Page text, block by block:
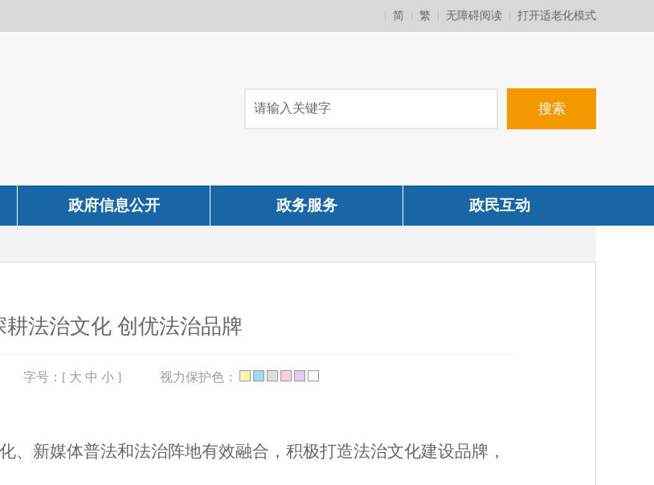
简 繁 无障碍阅读 打开适老化模式
政府信息公开 政务服务 政民互动
耕法治文化 创优法治品牌
字号：[ 大 中 小 ] 视力保护色：
、新媒体普法和法治阵地有效融合，积极打造法治文化建设品牌，